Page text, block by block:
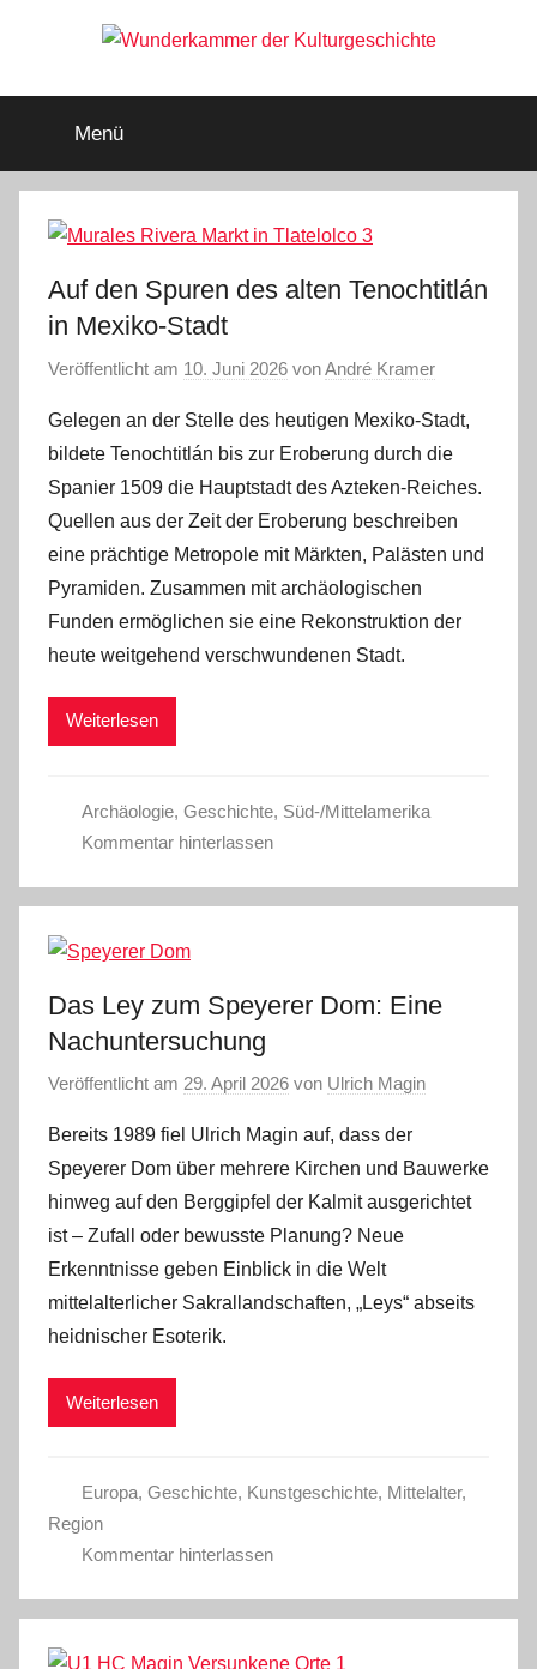
Wunderkammer
der
Kulturgeschichte
Geschichte
&
Archäologie
Menü
Auf den Spuren des alten Tenochtitlán
in Mexiko-Stadt
Veröffentlicht am 10. Juni 2026 vonAndré Kramer
Gelegen an der Stelle des heutigen Mexiko-Stadt,
bildete Tenochtitlán bis zur Eroberung durch die
Spanier 1509 die Hauptstadt des Azteken-Reiches.
Quellen aus der Zeit der Eroberung beschreiben
eine prächtige Metropole mit Märkten, Palästen und
Pyramiden. Zusammen mit archäologischen
Funden ermöglichen sie eine Rekonstruktion der
heute weitgehend verschwundenen Stadt.
Weiterlesen
Archäologie, Geschichte, Süd-/Mittelamerika
Kommentar hinterlassen
Das Ley zum Speyerer Dom: Eine
Nachuntersuchung
Veröffentlicht am 29. April 2026 von Ulrich Magin
Bereits 1989 fiel Ulrich Magin auf, dass der
Speyerer Dom über mehrere Kirchen und Bauwerke
hinweg auf den Berggipfel der Kalmit ausgerichtet
ist – Zufall oder bewusste Planung? Neue
Erkenntnisse geben Einblick in die Welt
mittelalterlicher Sakrallandschaften, „Leys“ abseits
heidnischer Esoterik.
Weiterlesen
Europa, Geschichte, Kunstgeschichte, Mittelalter,
Region
Kommentar hinterlassen